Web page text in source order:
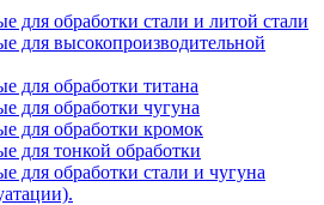
для обработки стали и литой стали
для высокопроизводительной
для обработки титана
для обработки чугуна
для обработки кромок
для тонкой обработки
для обработки стали и чугуна